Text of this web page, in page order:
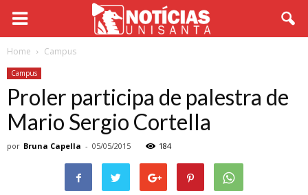
Home Campus
Campus
Proler participa de palestra de
Mario Sergio Cortella
por Bruna Capella - 05/05/2015 184